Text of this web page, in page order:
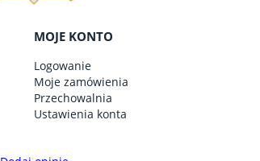
MOJE KONTO
Logowanie
Moje zamówienia
Przechowalnia
Ustawienia konta